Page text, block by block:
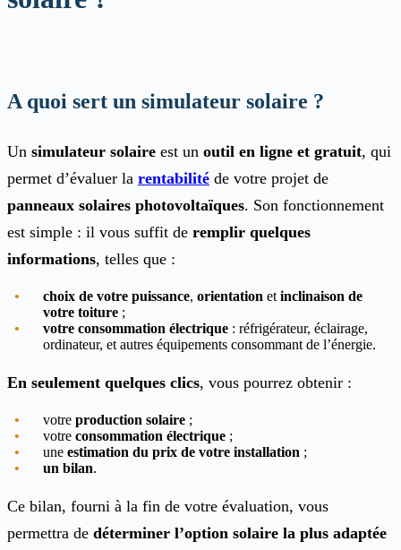
A quoi sert un simulateur solaire ?
Un simulateur solaire est un outil en ligne et gratuit, qui
permet d’évaluer la rentabilité de votre projet de
panneaux solaires photovoltaïques. Son fonctionnement
est simple : il vous suffit de remplir quelques
informations, telles que :
choix de votre puissance, orientation et inclinaison de
votre toiture ;
votre consommation électrique : réfrigérateur, éclairage,
ordinateur, et autres équipements consommant de l’énergie.
En seulement quelques clics, vous pourrez obtenir :
votre production solaire ;
votre consommation électrique ;
une estimation du prix de votre installation ;
un bilan.
Ce bilan, fourni à la fin de votre évaluation, vous
permettra de déterminer l’option solaire la plus adaptée